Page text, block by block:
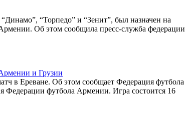
“Торпедо” и “Зенит”, был назначен на
Об этом сообщила пресс-служба федерации
и Грузии
в Ереване. Об этом сообщает Федерация футбола
футбола Армении. Игра состоится 16